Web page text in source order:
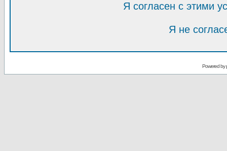
Я согласен с этими
Я не
Powered by